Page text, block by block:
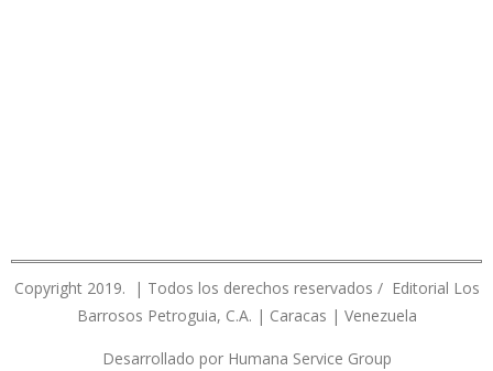
Copyright 2019. | Todos los derechos reservados / Editorial Los
Barrosos Petroguia, C.A. | Caracas | Venezuela
Desarrollado por Humana Service Group